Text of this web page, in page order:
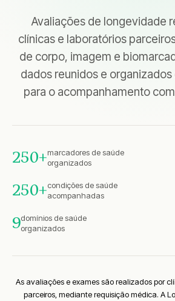
Avaliações de longevidade
clínicas e laboratórios
de corpo, imagem e
dados reunidos e organizados
para o acompanhamento
250+marcadores de saúde
organizados
250+condições de saúde
acompanhadas
9domínios de saúde
organizados
As avaliações e exames são realizados por
parceiros, mediante requisição médica. A